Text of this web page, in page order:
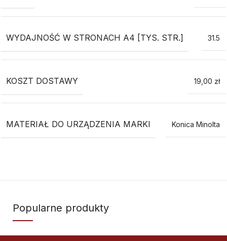
WYDAJNOŚĆ W STRONACH A4 [TYS. STR.] 31.5
KOSZT DOSTAWY 19,00 zł
MATERIAŁ DO URZĄDZENIA MARKI Konica Minolta
Popularne produkty